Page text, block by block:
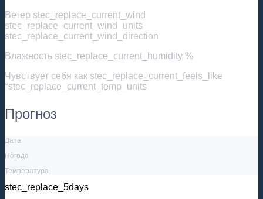
Ветер stec_replace_current_wind
stec_replace_current_wind_units
stec_replace_current_wind_direction
Влажность stec_replace_current_humidity %
Чувствует себя как stec_replace_current_feels_like
°stec_replace_current_temp_units
Прогноз
Дата
Погода
Температура
stec_replace_5days